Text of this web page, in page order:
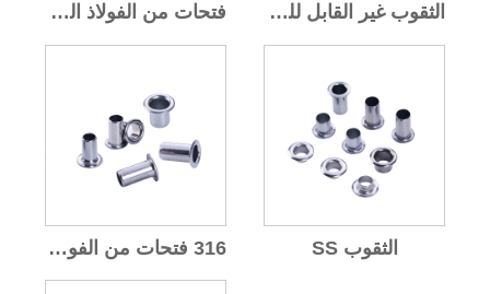
فتحات من الفولاذ المقاوم للصدأ الثقوب غير القابل للصدأ
316 فتحات من الفولاذ المقاوم للصدأ الثقوب SS